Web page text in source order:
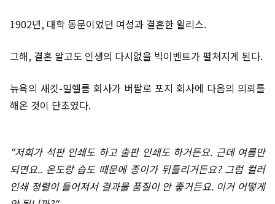
1902년, 대학 동문이었던 여성과 결혼한 윌리스.
그해, 결혼 말고도 인생의 다시없을 빅이벤트가 펼쳐지게 된다.
뉴욕의 새킷-빌헬름 회사가 버팔로 포지 회사에 다음의 의뢰를
해온 것이 단초였다.
"저희가 석판 인쇄도 하고 출판 인쇄도 하거든요. 근데 여름만
되면요.. 온도랑 습도 때문에 종이가 뒤틀리거든요? 그럼 컬러
인쇄 정렬이 틀어져서 결과물 품질이 안 좋거든요. 이거 어떻게